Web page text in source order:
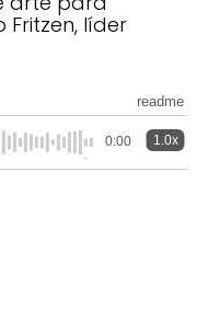
líder
readme
0:00 1.0x